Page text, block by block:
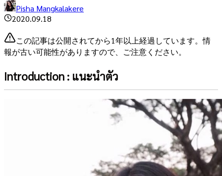
Pisha Mangkalakere
2020.09.18
この記事は公開されてから1年以上経過しています。情
報が古い可能性がありますので、ご注意ください。
Introduction : แนะนำตัว